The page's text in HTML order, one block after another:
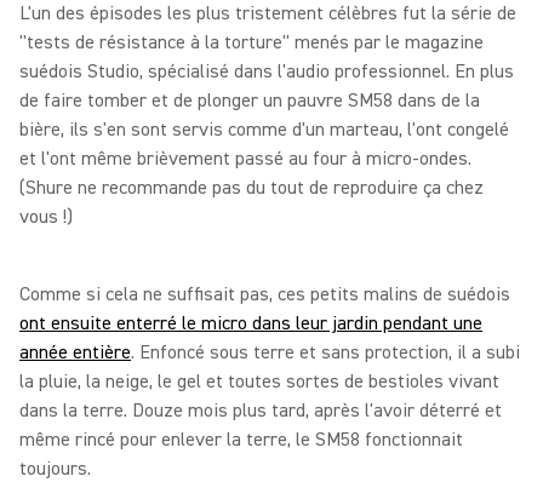
L'un des épisodes les plus tristement célèbres fut la série de
"tests de résistance à la torture" menés par le magazine
suédois Studio, spécialisé dans l'audio professionnel. En plus
de faire tomber et de plonger un pauvre SM58 dans de la
bière, ils s'en sont servis comme d'un marteau, l'ont congelé
et l'ont même brièvement passé au four à micro-ondes.
(Shure ne recommande pas du tout de reproduire ça chez
vous !)
Comme si cela ne suffisait pas, ces petits malins de suédois
ont ensuite enterré le micro dans leur jardin pendant une
année entière. Enfoncé sous terre et sans protection, il a subi
la pluie, la neige, le gel et toutes sortes de bestioles vivant
dans la terre. Douze mois plus tard, après l'avoir déterré et
même rincé pour enlever la terre, le SM58 fonctionnait
toujours.